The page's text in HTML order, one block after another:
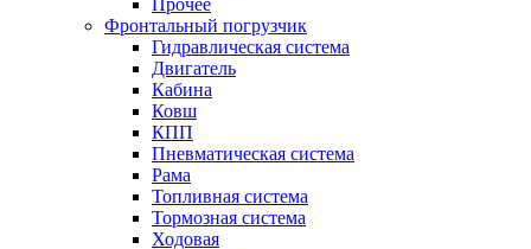
Прочее
Фронтальный погрузчик
Гидравлическая система
Двигатель
Кабина
Ковш
КПП
Пневматическая система
Рама
Топливная система
Тормозная система
Ходовая